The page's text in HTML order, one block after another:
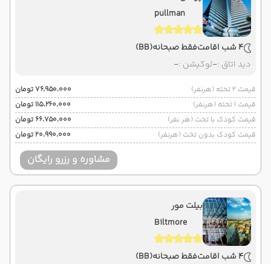
pullman
4 شب اقامت فقط صبحانه(BB)
دید اتاق :-لوکیشن :-
قیمت 2 تخته (هرنفر)
۷۶٬۹۵۰٬۰۰۰ تومان
قیمت 1 تخته (هرنفر)
۱۱۵٬۲۶۰٬۰۰۰ تومان
قیمت کودک با تخت (هر نفر)
۶۶٬۷۵۰٬۰۰۰ تومان
قیمت کودک بدون تخت (هرنفر)
۲۰٬۹۹۰٬۰۰۰ تومان
مشاوره و رزرو رایگان
بیلت مور
Biltmore
4 شب اقامت فقط صبحانه(BB)